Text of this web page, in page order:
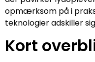
opmærksom på i
teknologier adskiller
Kort